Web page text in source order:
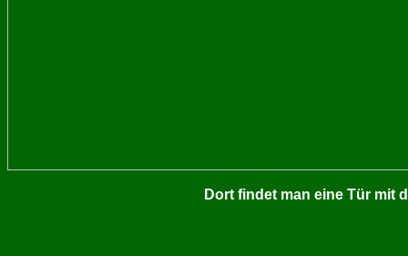
Dort findet man eine Tür mit